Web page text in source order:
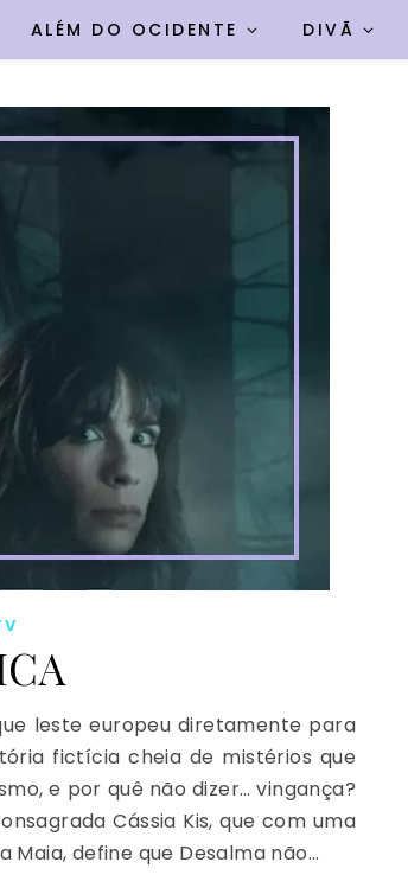
ALÉM DO OCIDENTE DIVÃ
leste europeu diretamente para
fictícia cheia de mistérios que
e por quê não dizer… vingança?
Cássia Kis, que com uma
Maia, define que Desalma não…